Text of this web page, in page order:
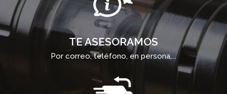
TE ASESORAMOS
Por correo, teléfono, en persona,...